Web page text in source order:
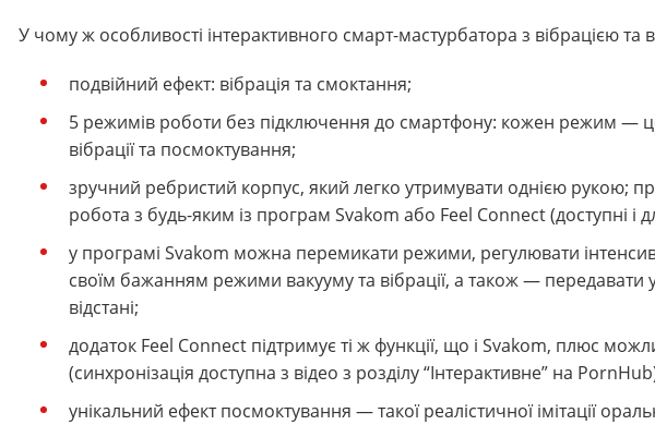
У чому ж особливості інтерактивного смарт-мастурбатора з вібрацією
подвійний ефект: вібрація та смоктання;
5 режимів роботи без підключення до смартфону: кожен режим — це
вібрації та посмоктування;
зручний ребристий корпус, який легко утримувати однією рукою;
робота з будь-яким із програм Svakom або Feel Connect (доступні і
у програмі Svakom можна перемикати режими, регулювати
своїм бажанням режими вакууму та вібрації, а також — передавати
відстані;
додаток Feel Connect підтримує ті ж функції, що і Svakom, плюс
(синхронізація доступна з відео з розділу “Інтерактивне” на
унікальний ефект посмоктування — такої реалістичної імітації